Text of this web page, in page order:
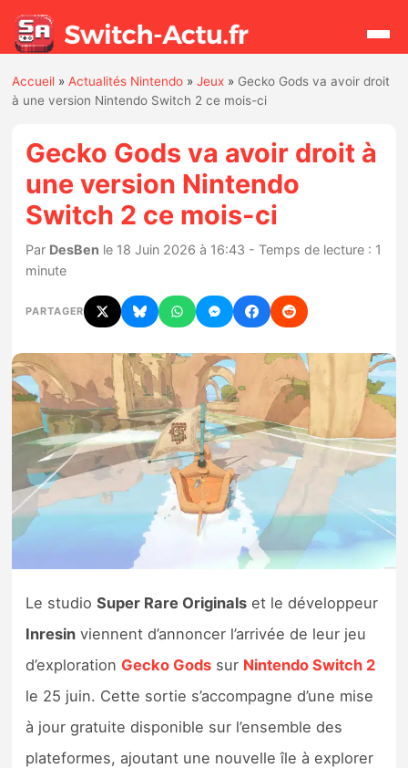
Actualités
Jeux
Hardware
Mises à jour
Chiffres de ventes
Rumeurs
Nintendo Direct
Tests et previews
Tests de jeux
Tests d’accessoires
Autres tests
Précommandes
Accueil »Actualités Nintendo »Jeux » Gecko Gods va avoir droit
à une version Nintendo Switch 2 ce mois-ci
Gecko Gods va avoir droit à
une version Nintendo
Switch 2 ce mois-ci
Par DesBen le 18 Juin 2026 à 16:43 - Temps de lecture : 1
minute
PARTAGER
Le studioSuper Rare Originals et le développeur
Inresin viennent d’annoncer l’arrivée de leur jeu
d’exploration Gecko Gods sur Nintendo Switch 2
le 25 juin. Cette sortie s’accompagne d’une mise
à jour gratuite disponible sur l’ensemble des
plateformes, ajoutant une nouvelle île à explorer